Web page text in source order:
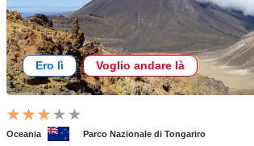
Ero lì Voglio andare là
Oceania Parco Nazionale di Tongariro